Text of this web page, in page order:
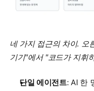
네 가지 접근의 차이. 오
기기"에서 "코드가 지휘
단일 에이전트: AI 한